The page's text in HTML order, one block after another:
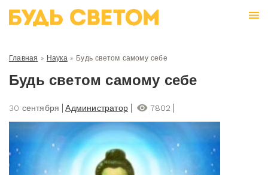
Главная » Наука» Будь светом самому себе
Будь светом самому себе
30 сентября Администратор 7802